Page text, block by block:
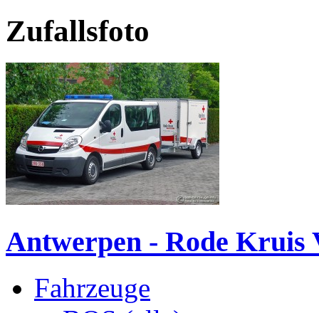
Zufallsfoto
Antwerpen - Rode Kruis
Fahrzeuge